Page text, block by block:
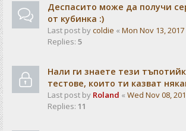
Деспасито може да получи
от кубинка :)
Last post bycoldie « Mon Nov 13, 2017
Replies: 5
Нали ги знаете тези
тестове, които ти казват
Last post by Roland « Wed Nov 08,
Replies: 11